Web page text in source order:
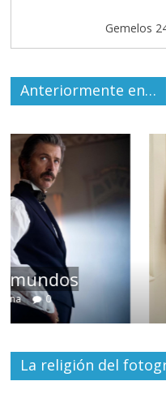
Gemelos
Anteriormente en…
Las series-
13 marzo, 2026 Julio
La religión del